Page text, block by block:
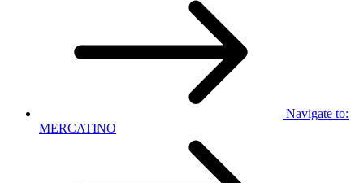
Navigate to:
MERCATINO